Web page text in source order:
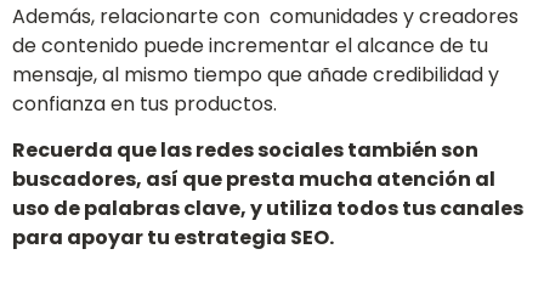
Además, relacionarte con comunidades y creadores
de contenido puede incrementar el alcance de tu
mensaje, al mismo tiempo que añade credibilidad y
confianza en tus productos.
Recuerda que las redes sociales también son
buscadores, así que presta mucha atención al
uso de palabras clave, y utiliza todos tus canales
para apoyar tu estrategia SEO.